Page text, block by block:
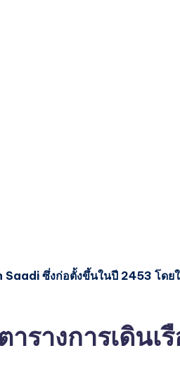
Saadi ซึ่งก่อตั้งขึ้นในปี 2453 โดย
รางการเดินเ